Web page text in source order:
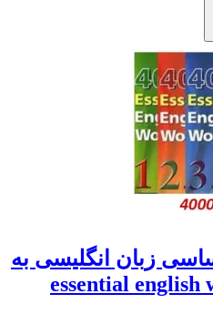
کلمه اساسی زبان انگلیسی به